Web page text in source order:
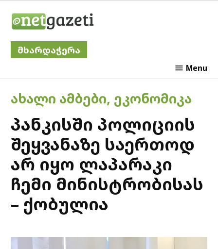
მხარდაჭერა
Menu
POSTED
IN
ᲐᲮᲐᲚᲘ ᲐᲛᲑᲔᲑᲘ, ᲔᲙᲝᲜᲝᲛᲘᲙᲐ
პანკისში პოლიციის
შეყვანაზე საერთოდ
არ იყო ლაპარაკი
ჩემი მინისტრობისას
– ქობულია